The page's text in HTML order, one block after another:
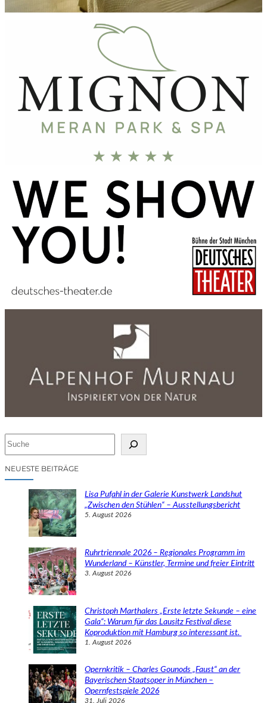
NEUESTE BEITRÄGE
Lisa Pufahl in der Galerie Kunstwerk Landshut
„Zwischen den Stühlen“ – Ausstellungsbericht
5. August 2026
Ruhrtriennale 2026 – Regionales Programm im
Wunderland – Künstler, Termine und freier Eintritt
3. August 2026
Christoph Marthalers „Erste letzte Sekunde – eine
Gala“: Warum für das Lausitz Festival diese
Koproduktion mit Hamburg so interessant ist.
1. August 2026
Opernkritik – Charles Gounods „Faust“ an der
Bayerischen Staatsoper in München –
Opernfestspiele 2026
31. Juli 2026